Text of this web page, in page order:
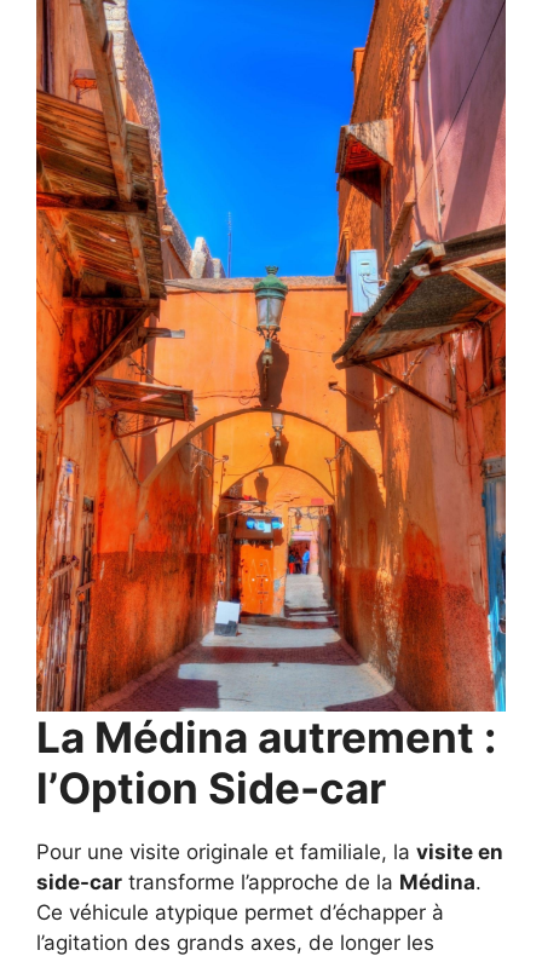
La Médina autrement :
l’Option Side-car
Pour une visite originale et familiale, la visite en
side-car transforme l’approche de la Médina.
Ce véhicule atypique permet d’échapper à
l’agitation des grands axes, de longer les